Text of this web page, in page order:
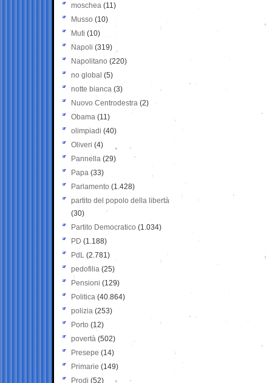
moschea (11)
Musso (10)
Muti (10)
Napoli (319)
Napolitano (220)
no global (5)
notte bianca (3)
Nuovo Centrodestra (2)
Obama (11)
olimpiadi (40)
Oliveri (4)
Pannella (29)
Papa (33)
Parlamento (1.428)
partito del popolo della libertà
(30)
Partito Democratico (1.034)
PD (1.188)
PdL (2.781)
pedofilia (25)
Pensioni (129)
Politica (40.864)
polizia (253)
Porto (12)
povertà (502)
Presepe (14)
Primarie (149)
Prodi (52)